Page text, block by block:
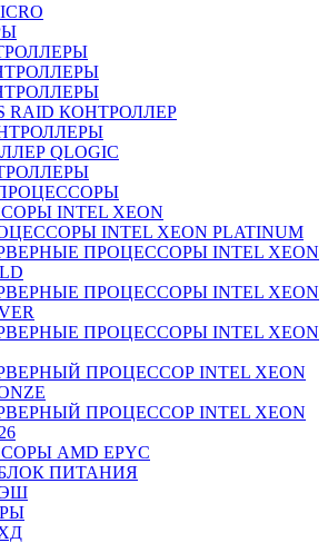
RAID КОНТРОЛЛЕР
QLOGIC
INTEL XEON
INTEL XEON PLATINUM
ПРОЦЕССОРЫ INTEL XEON
ПРОЦЕССОРЫ INTEL XEON
ПРОЦЕССОРЫ INTEL XEON
ПРОЦЕССОР INTEL XEON
ПРОЦЕССОР INTEL XEON
AMD EPYC
ПИТАНИЯ